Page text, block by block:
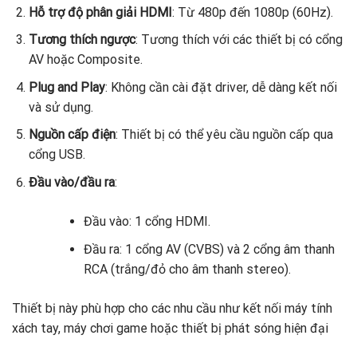
Hỗ trợ độ phân giải HDMI: Từ 480p đến 1080p (60Hz).
Tương thích ngược: Tương thích với các thiết bị có cổng
AV hoặc Composite.
Plug and Play: Không cần cài đặt driver, dễ dàng kết nối
và sử dụng.
Nguồn cấp điện: Thiết bị có thể yêu cầu nguồn cấp qua
cổng USB.
Đầu vào/đầu ra:
Đầu vào: 1 cổng HDMI.
Đầu ra: 1 cổng AV (CVBS) và 2 cổng âm thanh
RCA (trắng/đỏ cho âm thanh stereo).
Thiết bị này phù hợp cho các nhu cầu như kết nối máy tính
xách tay, máy chơi game hoặc thiết bị phát sóng hiện đại